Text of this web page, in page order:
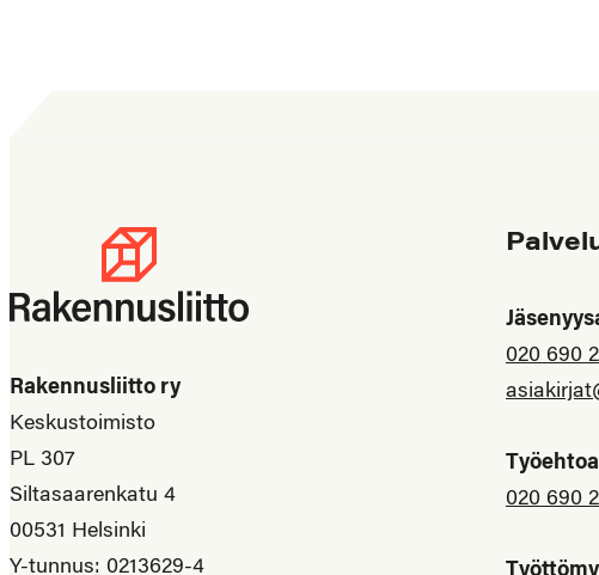
Rakennusliitto ry
Keskustoimisto
PL 307
Siltasaarenkatu 4
00531 Helsinki
Y-tunnus: 0213629-4
020 690
020 690